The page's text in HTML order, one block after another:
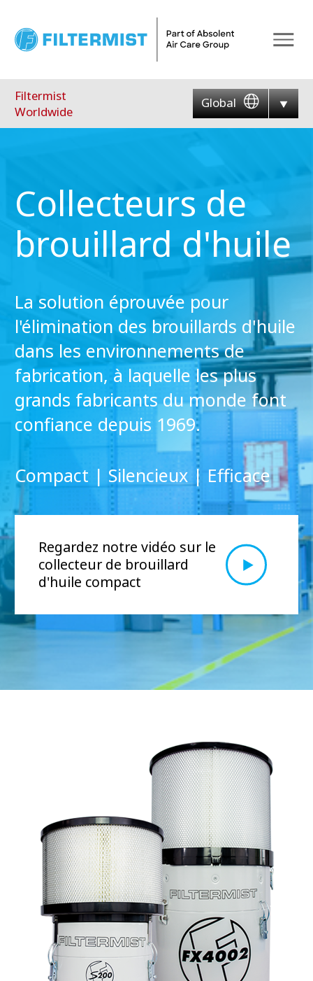
Filtermist
Worldwide
Global
Collecteurs de
brouillard d'huile
La solution éprouvée pour
l'élimination des brouillards d'huile
dans les environnements de
fabrication, à laquelle les plus
grands fabricants du monde font
confiance depuis 1969.
Compact | Silencieux | Efficace
Regardez notre vidéo sur le
collecteur de brouillard
d'huile compact